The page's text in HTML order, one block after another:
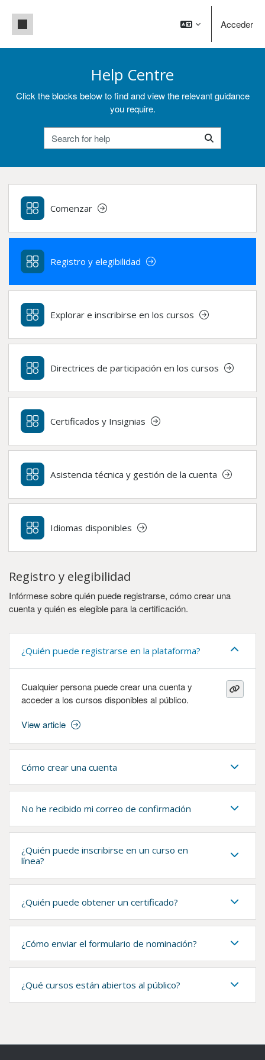
Panel lateral Acceder
Help Centre
Click the blocks below to find and view the relevant guidance
you require.
Search for help
Search for help
Comenzar
Registro y elegibilidad
Explorar e inscribirse en los cursos
Directrices de participación en los cursos
Certificados y Insignias
Asistencia técnica y gestión de la cuenta
Idiomas disponibles
Registro y elegibilidad
Infórmese sobre quién puede registrarse, cómo crear una
cuenta y quién es elegible para la certificación.
¿Quién puede registrarse en la plataforma?
Cualquier persona puede crear una cuenta y
acceder a los cursos disponibles al público.
View article
Cómo crear una cuenta
No he recibido mi correo de confirmación
¿Quién puede inscribirse en un curso en
línea?
¿Quién puede obtener un certificado?
¿Cómo enviar el formulario de nominación?
¿Qué cursos están abiertos al público?